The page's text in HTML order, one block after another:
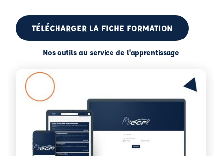
TÉLÉCHARGER LA FICHE FORMATION
Nos outils au service de l'apprentissage